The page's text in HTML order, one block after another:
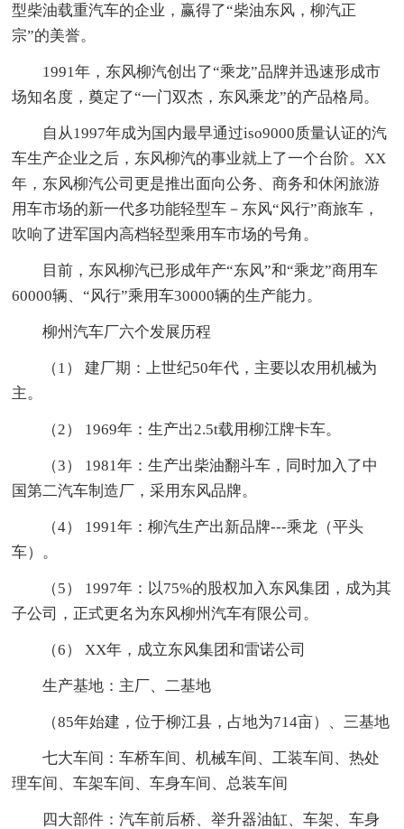
型柴油载重汽车的企业，赢得了“柴油东风，柳汽正
宗”的美誉。
1991年，东风柳汽创出了“乘龙”品牌并迅速形成市
场知名度，奠定了“一门双杰，东风乘龙”的产品格局。
自从1997年成为国内最早通过iso9000质量认证的汽
车生产企业之后，东风柳汽的事业就上了一个台阶。XX
年，东风柳汽公司更是推出面向公务、商务和休闲旅游
用车市场的新一代多功能轻型车－东风“风行”商旅车，
吹响了进军国内高档轻型乘用车市场的号角。
目前，东风柳汽已形成年产“东风”和“乘龙”商用车
60000辆、“风行”乘用车30000辆的生产能力。
柳州汽车厂六个发展历程
（1） 建厂期：上世纪50年代，主要以农用机械为
主。
（2） 1969年：生产出2.5t载用柳江牌卡车。
（3） 1981年：生产出柴油翻斗车，同时加入了中
国第二汽车制造厂，采用东风品牌。
（4） 1991年：柳汽生产出新品牌---乘龙（平头
车）。
（5） 1997年：以75%的股权加入东风集团，成为其
子公司，正式更名为东风柳州汽车有限公司。
（6） XX年，成立东风集团和雷诺公司
生产基地：主厂、二基地
（85年始建，位于柳江县，占地为714亩）、三基地
七大车间：车桥车间、机械车间、工装车间、热处
理车间、车架车间、车身车间、总装车间
四大部件：汽车前后桥、举升器油缸、车架、车身